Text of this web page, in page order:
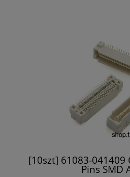
[10szt] 61083-041409
Pins SMD